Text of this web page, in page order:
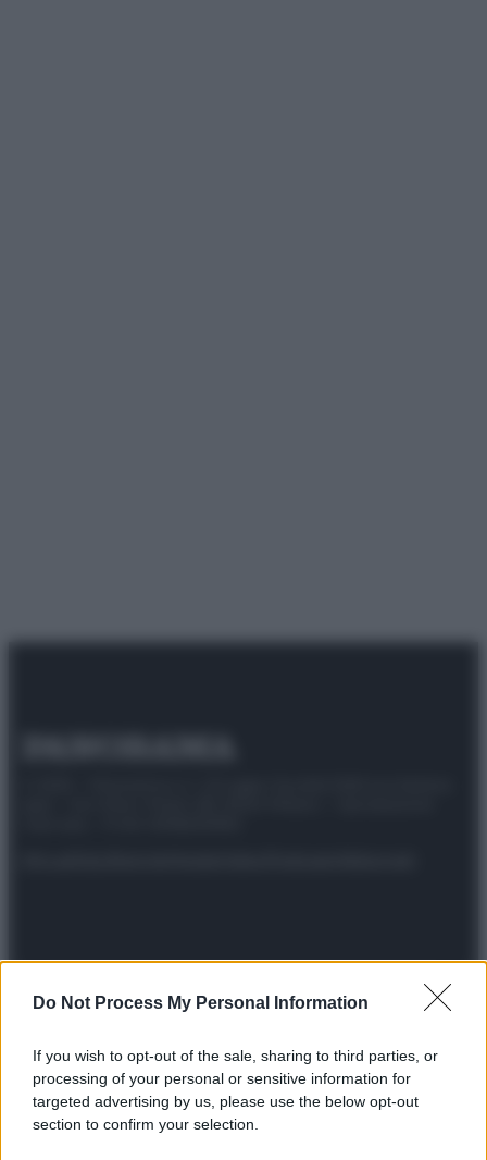
Do Not Process My Personal Information
If you wish to opt-out of the sale, sharing to third parties, or
processing of your personal or sensitive information for
targeted advertising by us, please use the below opt-out
section to confirm your selection.